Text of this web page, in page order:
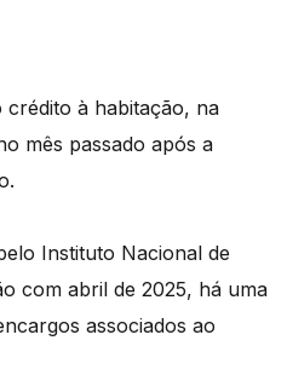
à habitação, na
mês passado após a
Instituto Nacional de
com abril de 2025, há uma
associados ao